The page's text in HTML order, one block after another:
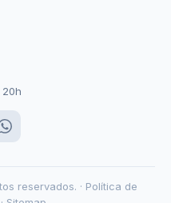
reservados. · Política de